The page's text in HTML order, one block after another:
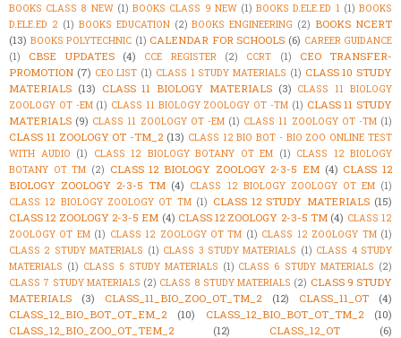
BOOKS CLASS 8 NEW (1) BOOKS CLASS 9 NEW (1) BOOKS D.ELE.ED 1 (1) BOOKS
D.ELE.ED 2 (1) BOOKS EDUCATION (2) BOOKS ENGINEERING (2) BOOKS NCERT
(13) BOOKS POLYTECHNIC (1) CALENDAR FOR SCHOOLS (6) CAREER GUIDANCE
(1)
CBSE UPDATES (4) CCE REGISTER (2) CCRT (1)
CEO TRANSFER-
PROMOTION (7) CEO LIST (1) CLASS 1 STUDY MATERIALS (1) CLASS 10 STUDY
MATERIALS (13) CLASS 11 BIOLOGY MATERIALS (3) CLASS 11 BIOLOGY
ZOOLOGY OT -EM (1) CLASS 11 BIOLOGY ZOOLOGY OT -TM (1) CLASS 11 STUDY
MATERIALS (9) CLASS 11 ZOOLOGY OT -EM (1) CLASS 11 ZOOLOGY OT -TM (1)
CLASS 11 ZOOLOGY OT -TM_2 (13) CLASS 12 BIO BOT - BIO ZOO ONLINE TEST
WITH AUDIO (1) CLASS 12 BIOLOGY BOTANY OT EM (1) CLASS 12 BIOLOGY
BOTANY OT TM (2) CLASS 12 BIOLOGY ZOOLOGY 2-3-5 EM (4) CLASS 12
BIOLOGY ZOOLOGY 2-3-5 TM (4) CLASS 12 BIOLOGY ZOOLOGY OT EM (1)
CLASS 12 BIOLOGY ZOOLOGY OT TM (1) CLASS 12 STUDY MATERIALS (15)
CLASS 12 ZOOLOGY 2-3-5 EM (4) CLASS 12 ZOOLOGY 2-3-5 TM (4) CLASS 12
ZOOLOGY OT EM (1) CLASS 12 ZOOLOGY OT TM (1) CLASS 12 ZOOLOGY TM (1)
CLASS 2 STUDY MATERIALS (1) CLASS 3 STUDY MATERIALS (1) CLASS 4 STUDY
MATERIALS (1) CLASS 5 STUDY MATERIALS (1) CLASS 6 STUDY MATERIALS (2)
CLASS 7 STUDY MATERIALS (2) CLASS 8 STUDY MATERIALS (2) CLASS 9 STUDY
MATERIALS
(3) CLASS_11_BIO_ZOO_OT_TM_2 (12) CLASS_11_OT
(4)
CLASS_12_BIO_BOT_OT_EM_2
(10) CLASS_12_BIO_BOT_OT_TM_2
(10)
CLASS_12_BIO_ZOO_OT_TEM_2
(12) CLASS_12_OT
(6)